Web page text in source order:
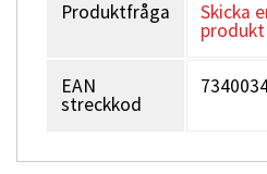
Produktfråga Skicka
produkt
EAN
streckkod